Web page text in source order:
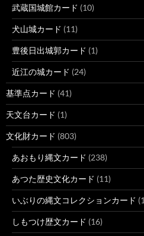
武蔵国城館カード (10)
犬山城カード (11)
豊後日出城郭カード (1)
近江の城カード (24)
基準点カード (41)
天文台カード (1)
文化財カード (803)
あおもり縄文カード (238)
あつた歴史文化カード (11)
いぶりの縄文コレクションカード
しもつけ歴文カード (16)